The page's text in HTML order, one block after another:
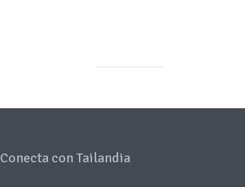
Conecta con Tailandia